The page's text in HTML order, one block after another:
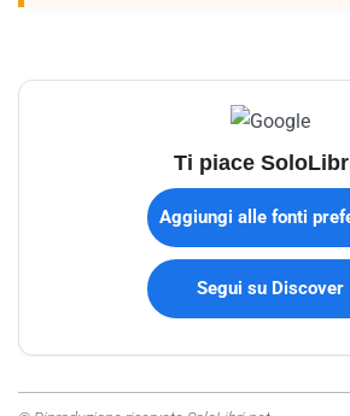
Ti piace
Aggiungi alle fonti
Segui su Discover